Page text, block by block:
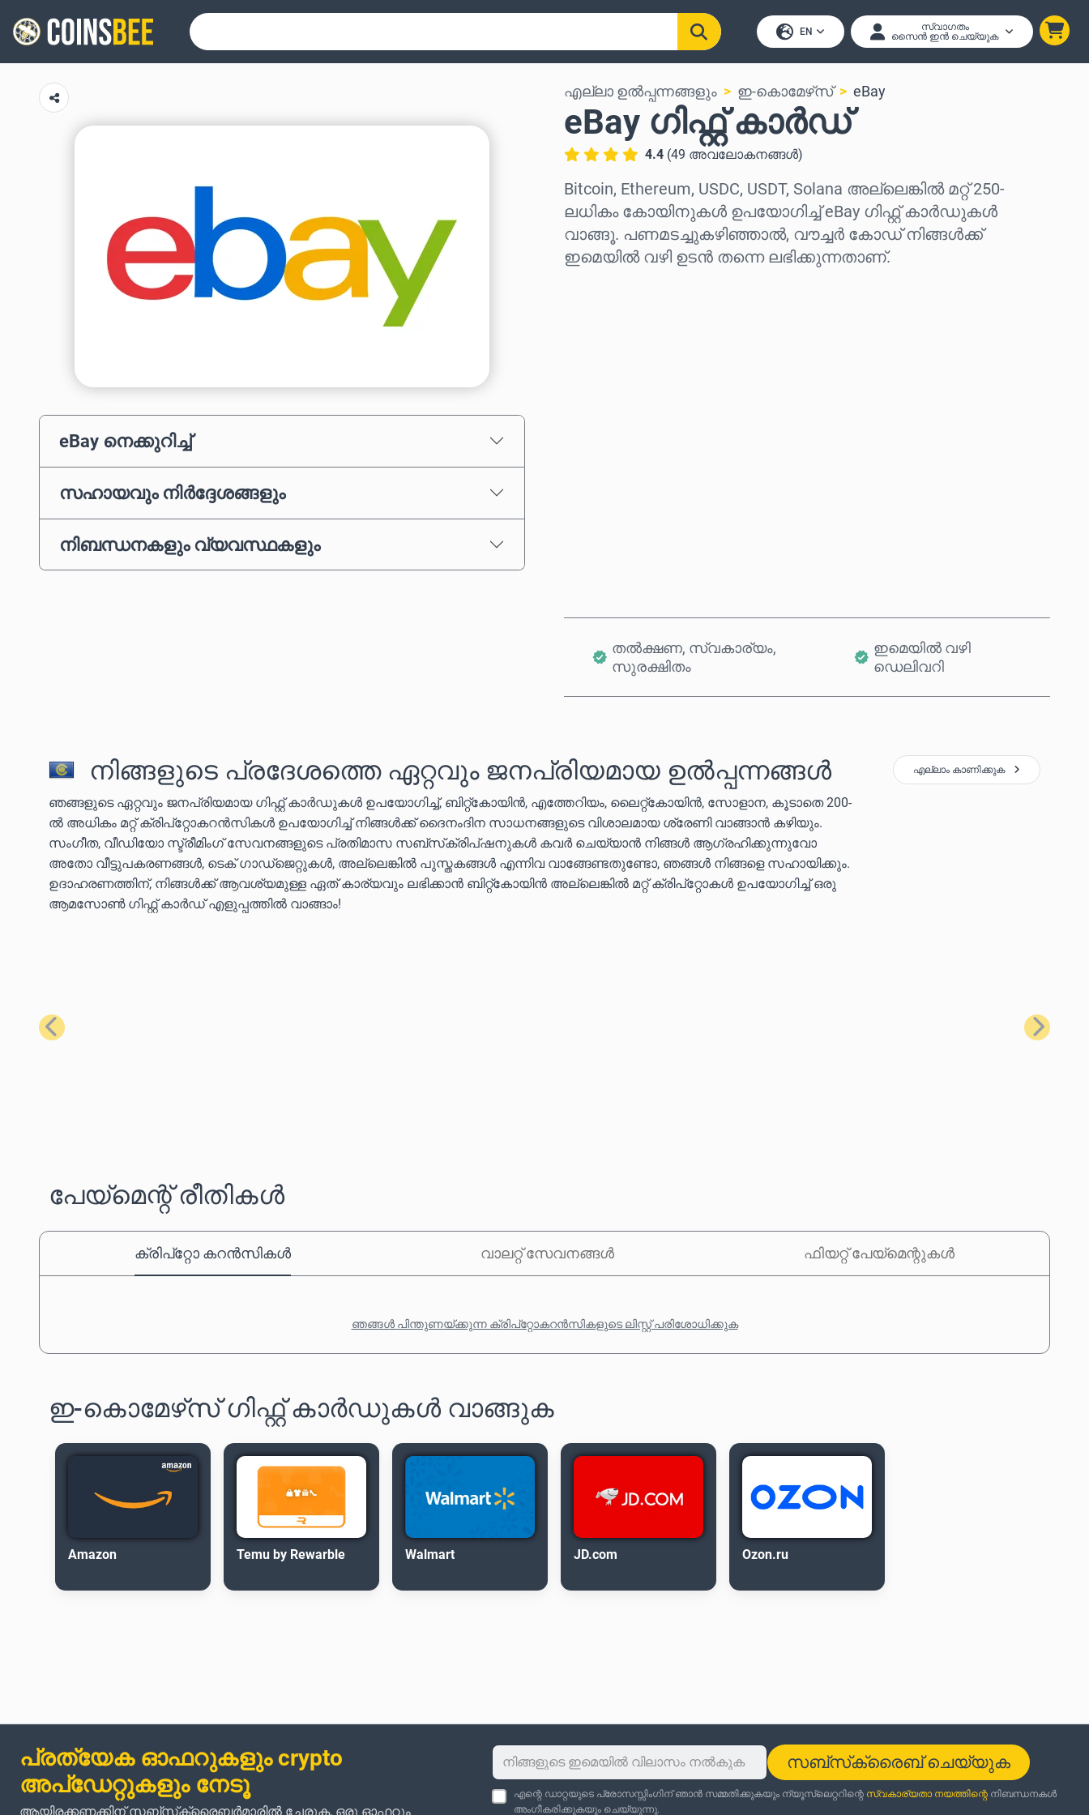
EN
സ്വാഗതം
സൈൻ ഇൻ ചെയ്യുക
eBay നെക്കുറിച്ച്
സഹായവും നിർദ്ദേശങ്ങളും
നിബന്ധനകളും വ്യവസ്ഥകളും
എല്ലാ ഉൽപ്പന്നങ്ങളും ഇ-കൊമേഴ്‌സ് eBay
eBay ഗിഫ്റ്റ് കാർഡ്
4.4 (49 അവലോകനങ്ങൾ)
Bitcoin, Ethereum, USDC, USDT, Solana അല്ലെങ്കിൽ മറ്റ് 250-
ലധികം കോയിനുകൾ ഉപയോഗിച്ച് eBay ഗിഫ്റ്റ് കാർഡുകൾ
വാങ്ങൂ. പണമടച്ചുകഴിഞ്ഞാൽ, വൗച്ചർ കോഡ് നിങ്ങൾക്ക്
ഇമെയിൽ വഴി ഉടൻ തന്നെ ലഭിക്കുന്നതാണ്.
തൽക്ഷണ, സ്വകാര്യം,
സുരക്ഷിതം
ഇമെയിൽ വഴി
ഡെലിവറി
നിങ്ങളുടെ പ്രദേശത്തെ ഏറ്റവും ജനപ്രിയമായ ഉൽപ്പന്നങ്ങൾ
ഞങ്ങളുടെ ഏറ്റവും ജനപ്രിയമായ ഗിഫ്റ്റ് കാർഡുകൾ ഉപയോഗിച്ച്, ബിറ്റ്കോയിൻ, എത്തേറിയം, ലൈറ്റ്കോയിൻ, സോളാന, കൂടാതെ 200-
ൽ അധികം മറ്റ് ക്രിപ്‌റ്റോകറൻസികൾ ഉപയോഗിച്ച് നിങ്ങൾക്ക് ദൈനംദിന സാധനങ്ങളുടെ വിശാലമായ ശ്രേണി വാങ്ങാൻ കഴിയും.
സംഗീത, വീഡിയോ സ്ട്രീമിംഗ് സേവനങ്ങളുടെ പ്രതിമാസ സബ്‌സ്‌ക്രിപ്‌ഷനുകൾ കവർ ചെയ്യാൻ നിങ്ങൾ ആഗ്രഹിക്കുന്നുവോ
അതോ വീട്ടുപകരണങ്ങൾ, ടെക് ഗാഡ്‌ജെറ്റുകൾ, അല്ലെങ്കിൽ പുസ്തകങ്ങൾ എന്നിവ വാങ്ങേണ്ടതുണ്ടോ, ഞങ്ങൾ നിങ്ങളെ സഹായിക്കും.
ഉദാഹരണത്തിന്, നിങ്ങൾക്ക് ആവശ്യമുള്ള ഏത് കാര്യവും ലഭിക്കാൻ ബിറ്റ്കോയിൻ അല്ലെങ്കിൽ മറ്റ് ക്രിപ്‌റ്റോകൾ ഉപയോഗിച്ച് ഒരു
ആമസോൺ ഗിഫ്റ്റ് കാർഡ് എളുപ്പത്തിൽ വാങ്ങാം!
എല്ലാം കാണിക്കുക
മുമ്പത്തെ അടുത്തത്
പേയ്‌മെന്റ് രീതികൾ
ക്രിപ്‌റ്റോ കറൻസികൾ വാലറ്റ് സേവനങ്ങൾ ഫിയറ്റ് പേയ്‌മെന്റുകൾ
ഞങ്ങൾ പിന്തുണയ്ക്കുന്ന ക്രിപ്‌റ്റോകറൻസികളുടെ ലിസ്റ്റ് പരിശോധിക്കുക
ഇ-കൊമേഴ്‌സ് ഗിഫ്റ്റ് കാർഡുകൾ വാങ്ങുക
Amazon Temu by Rewarble Walmart JD.com Ozon.ru
പ്രത്യേക ഓഫറുകളും crypto
അപ്‌ഡേറ്റുകളും നേടൂ
ആയിരക്കണക്കിന് സബ്‌സ്‌ക്രൈബർമാരിൽ ചേരുക, ഒരു ഓഫറും
സബ്‌സ്‌ക്രൈബ് ചെയ്യുക
എന്റെ ഡാറ്റയുടെ പ്രോസസ്സിംഗിന് ഞാൻ സമ്മതിക്കുകയും ന്യൂസ്‌ലെറ്ററിന്റെ സ്വകാര്യതാ നയത്തിന്റെനിബന്ധനകൾ
അംഗീകരിക്കുകയും ചെയ്യുന്നു.